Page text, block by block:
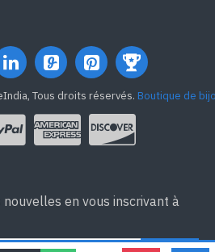
Tous droits réservés. Boutique de
nouvelles en vous inscrivant à